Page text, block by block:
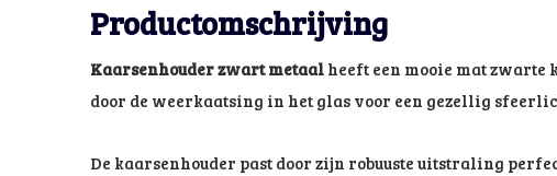
Productomschrijving
Kaarsenhouder zwart metaal heeft een mooie mat zwarte
door de weerkaatsing in het glas voor een gezellig
De kaarsenhouder past door zijn robuuste uitstraling